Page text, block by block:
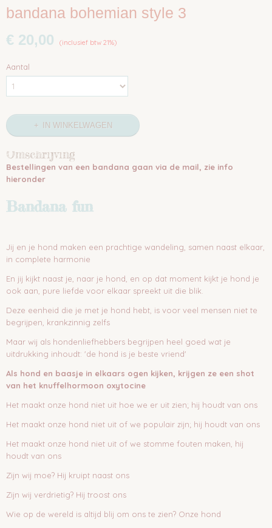
bandana bohemian style 3
€ 20,00 (inclusief btw 21%)
Aantal
IN WINKELWAGEN
Omschrijving
Bestellingen van een bandana gaan via de mail, zie info
hieronder
Bandana fun
Jij en je hond maken een prachtige wandeling, samen naast elkaar,
in complete harmonie
En jij kijkt naast je, naar je hond, en op dat moment kijkt je hond je
ook aan, pure liefde voor elkaar spreekt uit die blik.
Deze eenheid die je met je hond hebt, is voor veel mensen niet te
begrijpen, krankzinnig zelfs
Maar wij als hondenliefhebbers begrijpen heel goed wat je
uitdrukking inhoudt: 'de hond is je beste vriend'
Als hond en baasje in elkaars ogen kijken, krijgen ze een shot
van het knuffelhormoon oxytocine
Het maakt onze hond niet uit hoe we er uit zien; hij houdt van ons
Het maakt onze hond niet uit of we populair zijn; hij houdt van ons
Het maakt onze hond niet uit of we stomme fouten maken, hij
houdt van ons
Zijn wij moe? Hij kruipt naast ons
Zijn wij verdrietig? Hij troost ons
Wie op de wereld is altijd blij om ons te zien? Onze hond